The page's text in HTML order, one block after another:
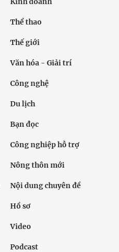
Thể thao
Thế giới
Văn hóa - Giải trí
Công nghệ
Du lịch
Bạn đọc
Công nghiệp hỗ trợ
Nông thôn mới
Nội dung chuyên đề
Hồ sơ
Video
Podcast